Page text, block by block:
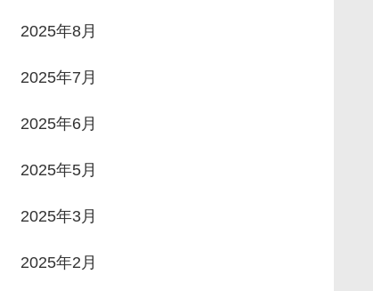
2025年8月
2025年7月
2025年6月
2025年5月
2025年3月
2025年2月